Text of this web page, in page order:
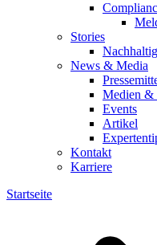
Stories
News & Media
Medien &
Events
Artikel
Kontakt
Karriere
Startseite